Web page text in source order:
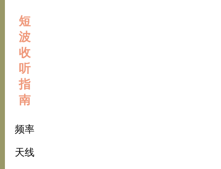
短
波
收
听
指
南
频率
天线